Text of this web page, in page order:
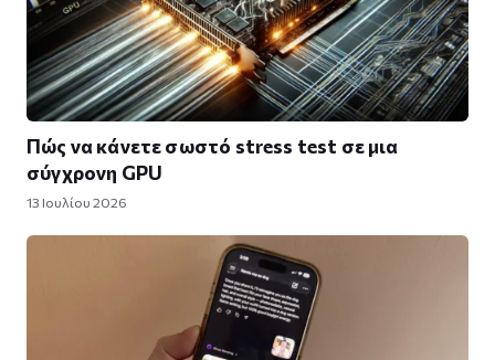
Πώς να κάνετε σωστό stress test σε μια
σύγχρονη GPU
13 Ιουλίου 2026